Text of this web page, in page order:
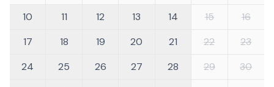
10
11 12 13 14 15
16
17
18 19 20 21 22
23
24
25 26 27 28 29
30